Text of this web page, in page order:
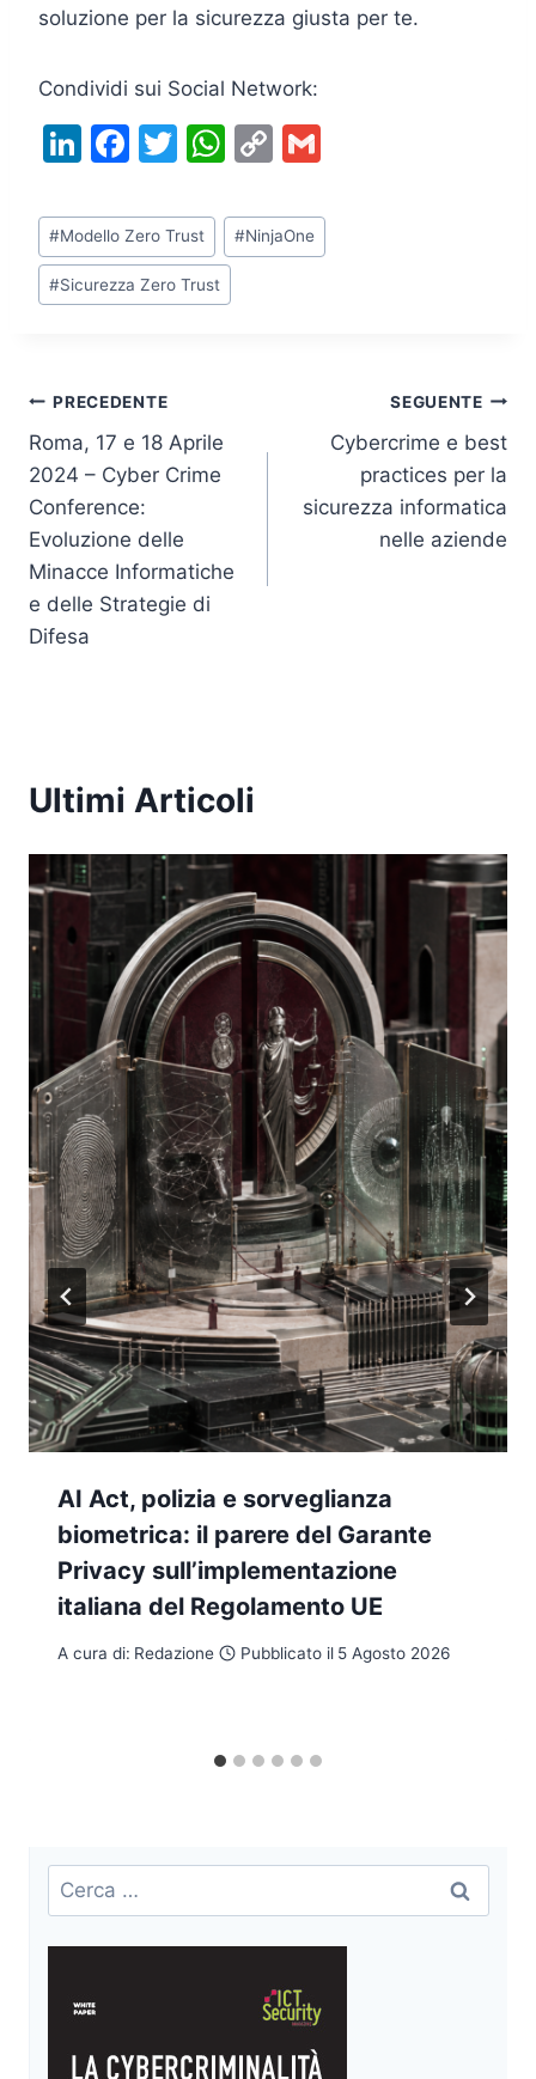
soluzione per la sicurezza giusta per te.
Condividi sui Social Network:
Li
k
e
dI
F
c
e
b
k
T
itt
er
W
at
s
A
C
p
y
ai
l
Tag
articolo:
#Modello Zero Trust #NinjaOne
#Sicurezza Zero Trust
Navigazione
articoli
PRECEDENTE
Roma, 17 e 18 Aprile
2024 – Cyber Crime
Conference:
Evoluzione delle
Minacce Informatiche
e delle Strategie di
Difesa
SEGUENTE
Cybercrime e best
practices per la
sicurezza informatica
nelle aziende
Ultimi Articoli
AI Act, polizia e sorveglianza
biometrica: il parere del Garante
Privacy sull’implementazione
italiana del Regolamento UE
A cura di: Redazione Pubblicato il 5 Agosto 2026
Ricerca
per: